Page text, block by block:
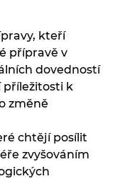
kteří
přípravě v
dovedností
příležitosti k
změně
chtějí posílit
zvyšováním